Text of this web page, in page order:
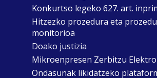
Konkurtso legeko 627. art.
Hitzezko prozedura eta
monitorioa
Doako justizia
Mikroenpresen Zerbitzu
Ondasunak likidatzeko